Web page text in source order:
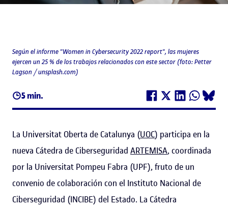
5 min.
Según el informe "Women in Cybersecurity 2022 report", las mujeres
ejercen un 25 % de los trabajos relacionados con este sector (foto: Petter
Lagson / unsplash.com)
La Universitat Oberta de Catalunya (UOC) participa en la
nueva Cátedra de Ciberseguridad ARTEMISA, coordinada
por la Universitat Pompeu Fabra (UPF), fruto de un
convenio de colaboración con el Instituto Nacional de
Ciberseguridad (INCIBE) del Estado. La Cátedra